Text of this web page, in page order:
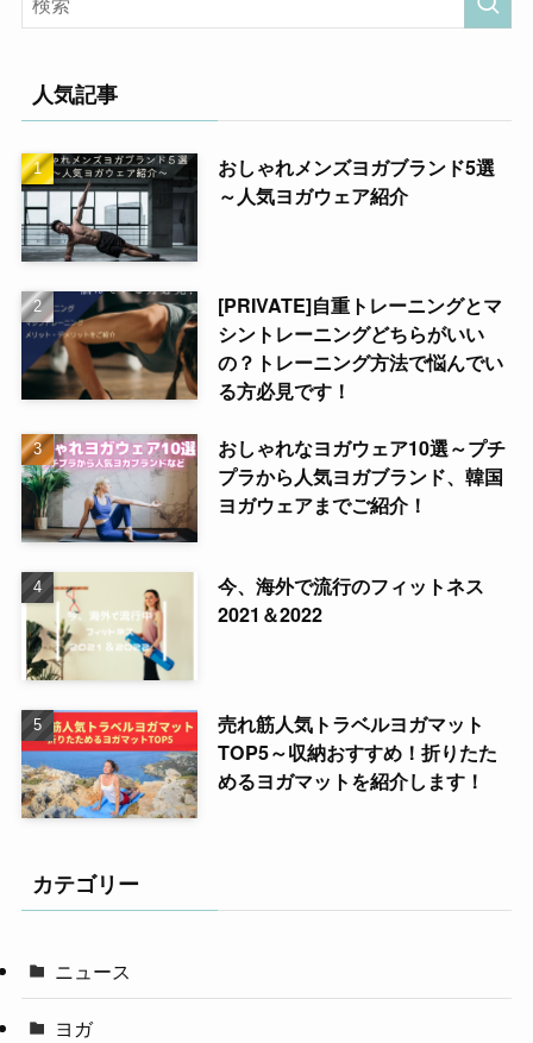
人気記事
おしゃれメンズヨガブランド5選
～人気ヨガウェア紹介
[PRIVATE]自重トレーニングとマ
シントレーニングどちらがいい
の？トレーニング方法で悩んでい
る方必見です！
おしゃれなヨガウェア10選～プチ
プラから人気ヨガブランド、韓国
ヨガウェアまでご紹介！
今、海外で流行のフィットネス
2021＆2022
売れ筋人気トラベルヨガマット
TOP5～収納おすすめ！折りたた
めるヨガマットを紹介します！
カテゴリー
ニュース
ヨガ